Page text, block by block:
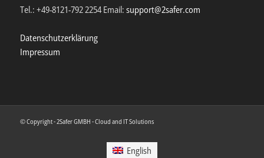
Tel.: +49-8121-792 2254 Email: support@2safer.com
Datenschutzerklärung
Impressum
© Copyright - 2Safer GMBH - Cloud and IT Solutions
English